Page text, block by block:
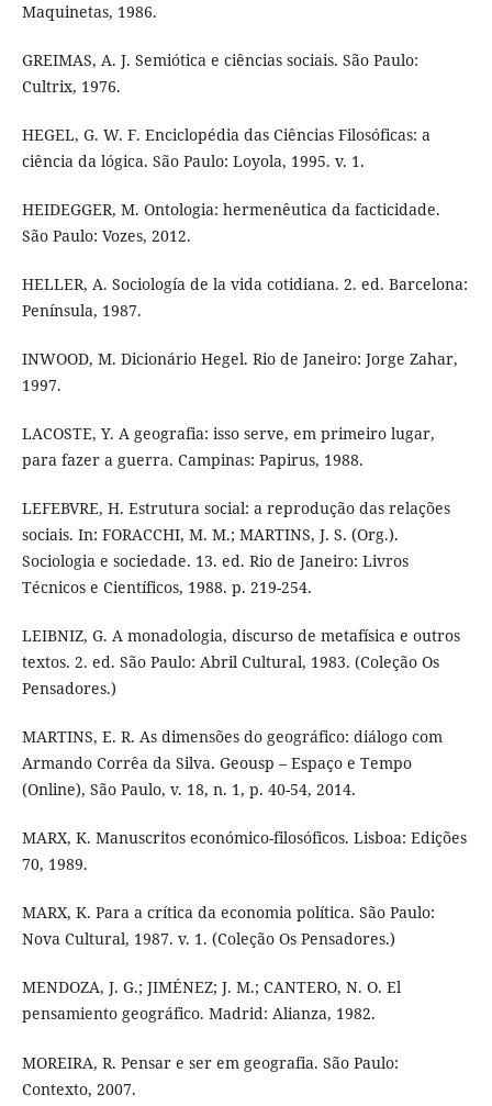
Maquinetas, 1986.
GREIMAS, A. J. Semiótica e ciências sociais. São Paulo:
Cultrix, 1976.
HEGEL, G. W. F. Enciclopédia das Ciências Filosóficas: a
ciência da lógica. São Paulo: Loyola, 1995. v. 1.
HEIDEGGER, M. Ontologia: hermenêutica da facticidade.
São Paulo: Vozes, 2012.
HELLER, A. Sociología de la vida cotidiana. 2. ed. Barcelona:
Península, 1987.
INWOOD, M. Dicionário Hegel. Rio de Janeiro: Jorge Zahar,
1997.
LACOSTE, Y. A geografia: isso serve, em primeiro lugar,
para fazer a guerra. Campinas: Papirus, 1988.
LEFEBVRE, H. Estrutura social: a reprodução das relações
sociais. In: FORACCHI, M. M.; MARTINS, J. S. (Org.).
Sociologia e sociedade. 13. ed. Rio de Janeiro: Livros
Técnicos e Científicos, 1988. p. 219-254.
LEIBNIZ, G. A monadologia, discurso de metafísica e outros
textos. 2. ed. São Paulo: Abril Cultural, 1983. (Coleção Os
Pensadores.)
MARTINS, E. R. As dimensões do geográfico: diálogo com
Armando Corrêa da Silva. Geousp – Espaço e Tempo
(Online), São Paulo, v. 18, n. 1, p. 40-54, 2014.
MARX, K. Manuscritos económico-filosóficos. Lisboa: Edições
70, 1989.
MARX, K. Para a crítica da economia política. São Paulo:
Nova Cultural, 1987. v. 1. (Coleção Os Pensadores.)
MENDOZA, J. G.; JIMÉNEZ; J. M.; CANTERO, N. O. El
pensamiento geográfico. Madrid: Alianza, 1982.
MOREIRA, R. Pensar e ser em geografia. São Paulo:
Contexto, 2007.